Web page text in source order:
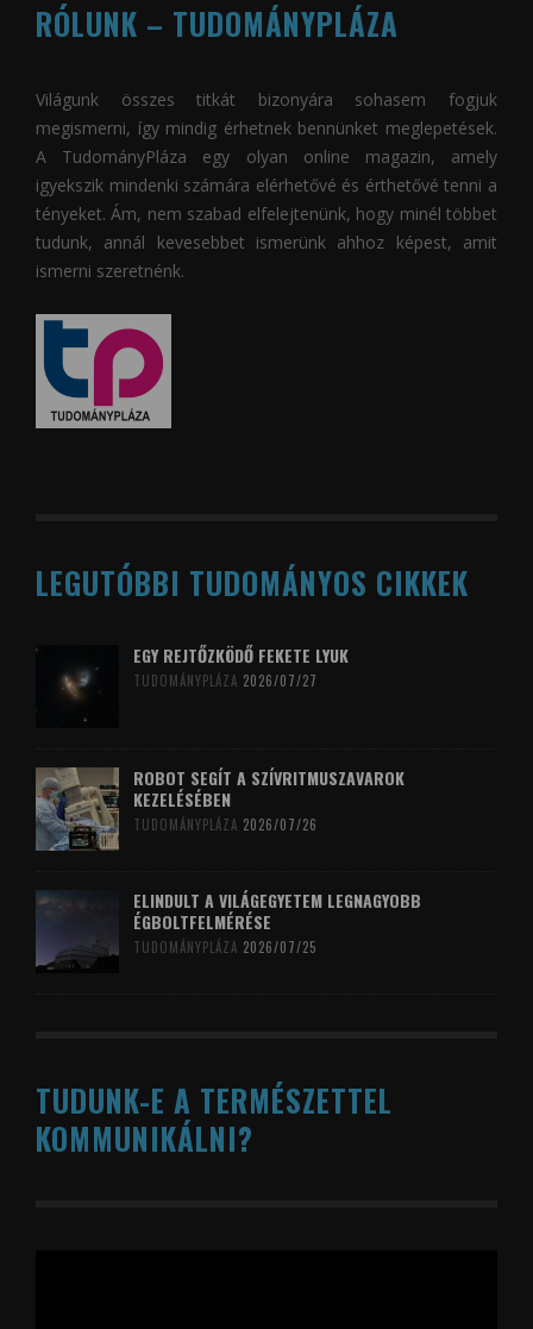
RÓLUNK – TUDOMÁNYPLÁZA
Világunk összes titkát bizonyára sohasem fogjuk
megismerni, így mindig érhetnek bennünket meglepetések.
A TudományPláza egy olyan online magazin, amely
igyekszik mindenki számára elérhetővé és érthetővé tenni a
tényeket. Ám, nem szabad elfelejtenünk, hogy minél többet
tudunk, annál kevesebbet ismerünk ahhoz képest, amit
ismerni szeretnénk.
LEGUTÓBBI TUDOMÁNYOS CIKKEK
EGY REJTŐZKÖDŐ FEKETE LYUK
TUDOMÁNYPLÁZA 2026/07/27
ROBOT SEGÍT A SZÍVRITMUSZAVAROK
KEZELÉSÉBEN
TUDOMÁNYPLÁZA 2026/07/26
ELINDULT A VILÁGEGYETEM LEGNAGYOBB
ÉGBOLTFELMÉRÉSE
TUDOMÁNYPLÁZA 2026/07/25
TUDUNK-E A TERMÉSZETTEL
KOMMUNIKÁLNI?